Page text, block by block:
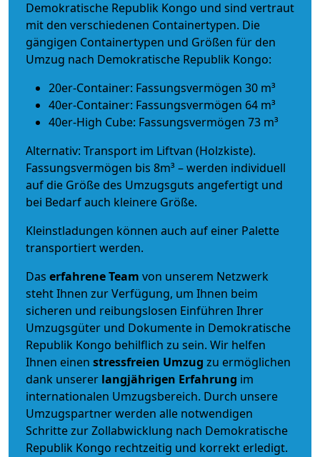
Demokratische Republik Kongo und sind vertraut
mit den verschiedenen Containertypen. Die
gängigen Containertypen und Größen für den
Umzug nach Demokratische Republik Kongo:
20er-Container: Fassungsvermögen 30 m³
40er-Container: Fassungsvermögen 64 m³
40er-High Cube: Fassungsvermögen 73 m³
Alternativ: Transport im Liftvan (Holzkiste).
Fassungsvermögen bis 8m³ – werden individuell
auf die Größe des Umzugsguts angefertigt und
bei Bedarf auch kleinere Größe.
Kleinstladungen können auch auf einer Palette
transportiert werden.
Das erfahrene Team von unserem Netzwerk
steht Ihnen zur Verfügung, um Ihnen beim
sicheren und reibungslosen Einführen Ihrer
Umzugsgüter und Dokumente in Demokratische
Republik Kongo behilflich zu sein. Wir helfen
Ihnen einen stressfreien Umzug zu ermöglichen
dank unserer langjährigen Erfahrung im
internationalen Umzugsbereich. Durch unsere
Umzugspartner werden alle notwendigen
Schritte zur Zollabwicklung nach Demokratische
Republik Kongo rechtzeitig und korrekt erledigt.